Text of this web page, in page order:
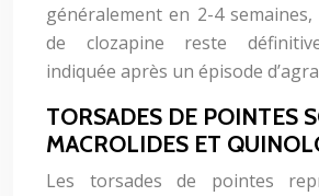
généralement en 2-4
de clozapine reste
indiquée après un épisode
TORSADES DE POINTES
MACROLIDES ET
Les torsades de pointes